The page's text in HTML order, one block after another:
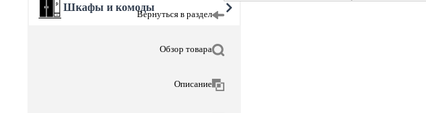
Шкафы и комоды
Вернуться в раздел
Обзор товара
Описание